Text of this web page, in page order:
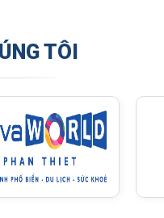
TÔI